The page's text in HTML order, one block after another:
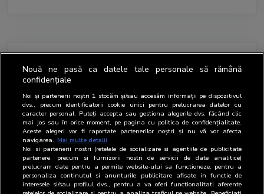
Contact person regarding BRAT
Representatives Name Position Email Phone
BRAT
Vlad
Macovei
Director
General
-
DI
Vlad
Macovei
Director
General
-
DPD
Vlad
Director
-
Nouă ne pasă ca datele tale personale să rămână
confidențiale
Noi și partenerii noștri 1 stocăm și/sau accesăm informații pe dispozitivul
dvs., precum identificatorii cookie unici pentru prelucrarea datelor cu
caracter personal. Puteți accepta sau gestiona alegerile dvs. făcând clic
mai jos sau în orice moment, pe pagina cu politica de confidențialitate.
Aceste alegeri vor fi raportate partenerilor noștri și nu vă vor afecta
navigarea. Mai multe detalii
Noi si partenerii nostri (retelele de socializare si agentiile de publicitate
partenere, precum si furnizorii nostri de servicii de date analitice)
prelucram date pentru a permite website-ului sa functioneze, pentru a
personaliza continutul si anunturile publicitare afisate in functie de
interesele si/sau profilul dvs., pentru a va oferi functionalitati aferente